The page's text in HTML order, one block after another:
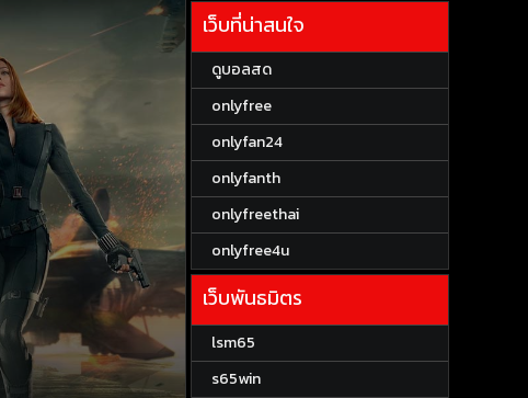
เว็บที่น่าสนใจ
ดูบอลสด
onlyfree
onlyfan24
onlyfanth
onlyfreethai
onlyfree4u
เว็บพันธมิตร
lsm65
s65win